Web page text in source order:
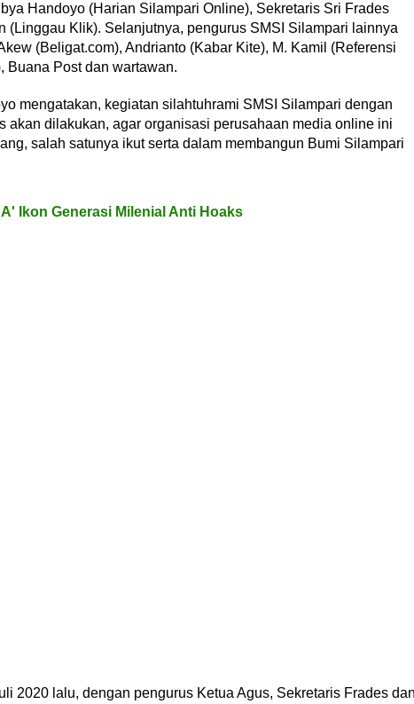
Handoyo (Harian Silampari Online), Sekretaris Sri Frades
(Linggau Klik). Selanjutnya, pengurus SMSI Silampari lainnya
(Beligat.com), Andrianto (Kabar Kite), M. Kamil (Referensi
Buana Post dan wartawan.
mengatakan, kegiatan silahtuhrami SMSI Silampari dengan
akan dilakukan, agar organisasi perusahaan media online ini
salah satunya ikut serta dalam membangun Bumi Silampari
Ikon Generasi Milenial Anti Hoaks
2020 lalu, dengan pengurus Ketua Agus, Sekretaris Frades